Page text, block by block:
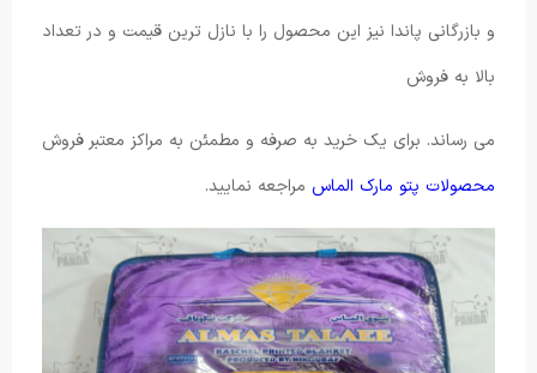
و بازرگانی پاندا نیز این محصول را با نازل ترین قیمت و در تعداد
بالا به فروش
می رساند. برای یک خرید به صرفه و مطمئن به مراکز معتبر فروش
محصولات پتو مارک الماس مراجعه نمایید.